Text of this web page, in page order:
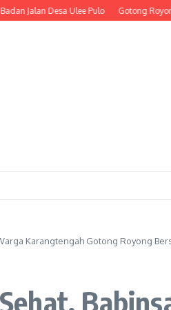
Desa Ulee Pulo Gotong Royong
Karangtengah Gotong Royong